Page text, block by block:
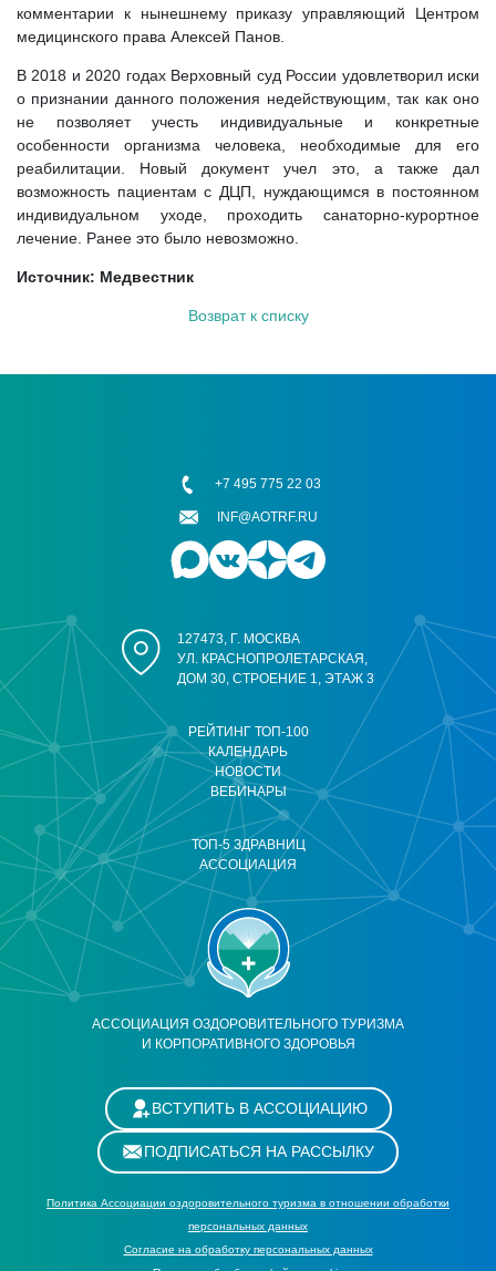
комментарии к нынешнему приказу управляющий Центром
медицинского права Алексей Панов.
В 2018 и 2020 годах Верховный суд России удовлетворил иски
о признании данного положения недействующим, так как оно
не позволяет учесть индивидуальные и конкретные
особенности организма человека, необходимые для его
реабилитации. Новый документ учел это, а также дал
возможность пациентам с ДЦП, нуждающимся в постоянном
индивидуальном уходе, проходить санаторно-курортное
лечение. Ранее это было невозможно.
Источник: Медвестник
Возврат к списку
АССОЦИАЦИЯ ОЗДОРОВИТЕЛЬНОГО ТУРИЗМА
И КОРПОРАТИВНОГО ЗДОРОВЬЯ
РЕЙТИНГ ТОП-100
КАЛЕНДАРЬ
НОВОСТИ
ВЕБИНАРЫ
ТОП-5 ЗДРАВНИЦ
АССОЦИАЦИЯ
127473, Г. МОСКВА
УЛ. КРАСНОПРОЛЕТАРСКАЯ,
ДОМ 30, СТРОЕНИЕ 1, ЭТАЖ 3
+7 495 775 22 03
INF@AOTRF.RU
ВСТУПИТЬ В АССОЦИАЦИЮ
ПОДПИСАТЬСЯ НА РАССЫЛКУ
Политика Ассоциации оздоровительного туризма в отношении обработки
персональных данных
Cогласие на обработку персональных данных